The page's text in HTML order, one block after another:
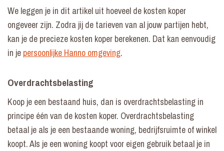
We leggen je in dit artikel uit hoeveel de kosten koper
ongeveer zijn. Zodra jij de tarieven van al jouw partijen hebt,
kan je de precieze kosten koper berekenen. Dat kan eenvoudig
in je persoonlijke Hanno omgeving.
Overdrachtsbelasting
Koop je een bestaand huis, dan is overdrachtsbelasting in
principe één van de kosten koper. Overdrachtsbelasting
betaal je als je een bestaande woning, bedrijfsruimte of winkel
koopt. Als je een woning koopt voor eigen gebruik betaal je in